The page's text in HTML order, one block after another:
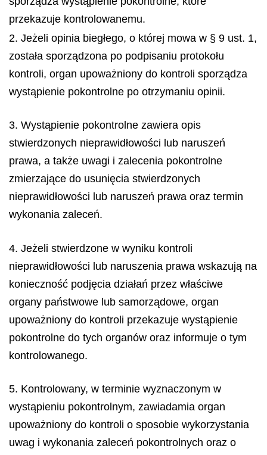
przekazuje kontrolowanemu.
2. Jeżeli opinia biegłego, o której mowa w § 9 ust. 1,
została sporządzona po podpisaniu protokołu
kontroli, organ upoważniony do kontroli sporządza
wystąpienie pokontrolne po otrzymaniu opinii.
3. Wystąpienie pokontrolne zawiera opis
stwierdzonych nieprawidłowości lub naruszeń
prawa, a także uwagi i zalecenia pokontrolne
zmierzające do usunięcia stwierdzonych
nieprawidłowości lub naruszeń prawa oraz termin
wykonania zaleceń.
4. Jeżeli stwierdzone w wyniku kontroli
nieprawidłowości lub naruszenia prawa wskazują na
konieczność podjęcia działań przez właściwe
organy państwowe lub samorządowe, organ
upoważniony do kontroli przekazuje wystąpienie
pokontrolne do tych organów oraz informuje o tym
kontrolowanego.
5. Kontrolowany, w terminie wyznaczonym w
wystąpieniu pokontrolnym, zawiadamia organ
upoważniony do kontroli o sposobie wykorzystania
uwag i wykonania zaleceń pokontrolnych oraz o